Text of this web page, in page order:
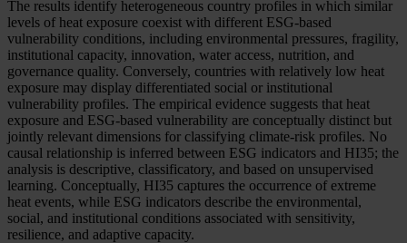
The results identify heterogeneous country profiles in which similar
levels of heat exposure coexist with different ESG-based
vulnerability conditions, including environmental pressures, fragility,
institutional capacity, innovation, water access, nutrition, and
governance quality. Conversely, countries with relatively low heat
exposure may display differentiated social or institutional
vulnerability profiles. The empirical evidence suggests that heat
exposure and ESG-based vulnerability are conceptually distinct but
jointly relevant dimensions for classifying climate-risk profiles. No
causal relationship is inferred between ESG indicators and HI35; the
analysis is descriptive, classificatory, and based on unsupervised
learning. Conceptually, HI35 captures the occurrence of extreme
heat events, while ESG indicators describe the environmental,
social, and institutional conditions associated with sensitivity,
resilience, and adaptive capacity.